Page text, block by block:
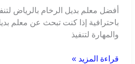
أفضل معلم بديل الرخام بالرياض
باحترافية إذا كنت تبحث عن معلم
والمهارة لتنفيذ
قراءة المزيد »